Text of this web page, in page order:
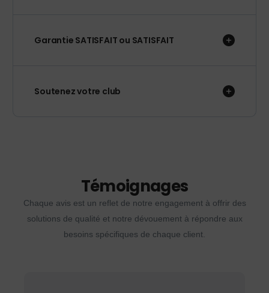
Garantie SATISFAIT ou SATISFAIT
Soutenez votre club
Témoignages
Chaque avis est un reflet de notre engagement à offrir des
solutions de qualité et notre dévouement à répondre aux
besoins spécifiques de chaque client.